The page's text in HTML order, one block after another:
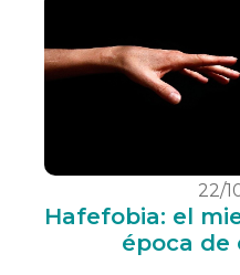
22/
Hafefobia: el
época de